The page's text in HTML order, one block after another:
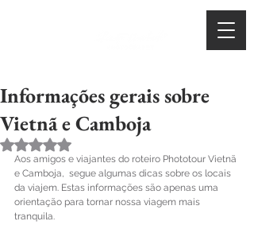
Informações gerais sobre
Vietnã e Camboja
Avaliado com NaN de 5 estrelas.
Aos amigos e viajantes do roteiro Phototour Vietnã
e Camboja,  segue algumas dicas sobre os locais
da viajem. Estas informações são apenas uma
orientação para tornar nossa viagem mais
tranquila.